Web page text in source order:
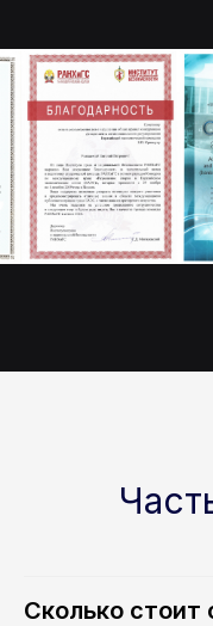
Сколько
Запишитесь
на
онлайн|
Отправляя форму,
на обработку